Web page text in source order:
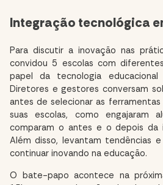
Integração tecnológica
Para discutir a inovação nas
convidou 5 escolas com
papel da tecnologia
Diretores e gestores conversam
antes de selecionar as
suas escolas, como engajaram
comparam o antes e o depois da
Além disso, levantam tendências
continuar inovando na educação.
O bate-papo acontece na